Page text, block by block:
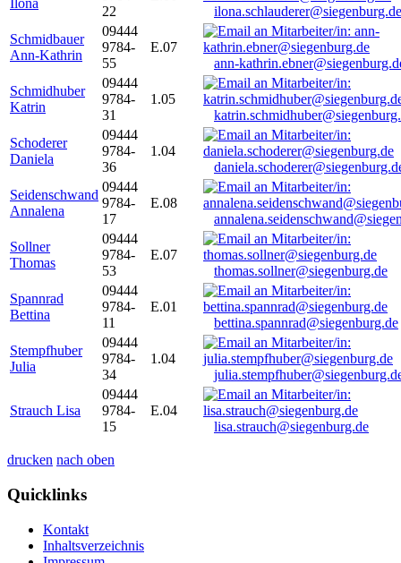
Ilona
22
ilona.schlauderer@siegenburg.de
Schmidbauer
Ann-Kathrin
09444
9784-
55
E.07
ann-
Schmidhuber
Katrin
09444
9784-
31
1.05
Schoderer
Daniela
09444
9784-
36
1.04
Seidenschwand
Annalena
09444
9784-
17
E.08
Sollner
Thomas
09444
9784-
53
E.07
thomas.sollner@siegenburg.de
Spannrad
Bettina
09444
9784-
11
E.01
bettina.spannrad@siegenburg.de
Stempfhuber
Julia
09444
9784-
34
1.04
Strauch Lisa
09444
9784-
15
E.04
lisa.strauch@siegenburg.de
drucken nach oben
Quicklinks
Kontakt
Inhaltsverzeichnis